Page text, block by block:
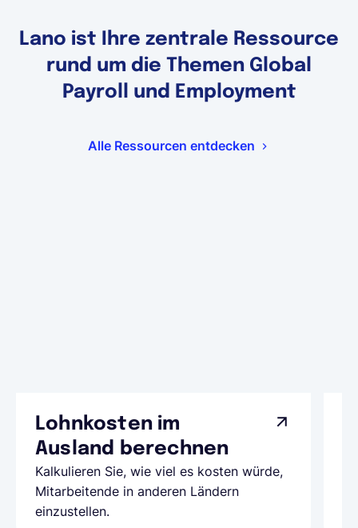
Lano ist Ihre zentrale Ressource
rund um die Themen Global
Payroll und Employment
Alle Ressourcen entdecken
Lohnkosten im
Ausland berechnen
Kalkulieren Sie, wie viel es kosten würde,
Mitarbeitende in anderen Ländern
einzustellen.